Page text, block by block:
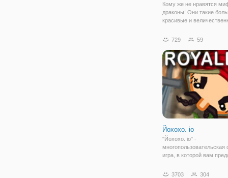
Кому же не нравятся
драконы! Они такие
красивые и
них и сразиться с
пожаловать в игру
io"! Чтобы начать
729 59
Йохохо. io
"Йохохо. io" -
игра, в которой вам
ними на выживание. Вы
3703 304